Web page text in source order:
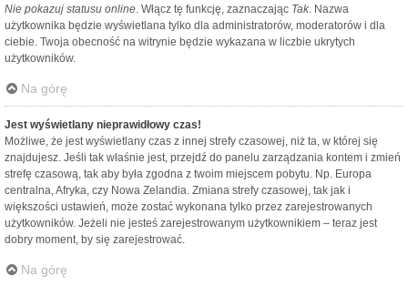
Nie pokazuj statusu online. Włącz tę funkcję, zaznaczając Tak. Nazwa
użytkownika będzie wyświetlana tylko dla administratorów, moderatorów i dla
ciebie. Twoja obecność na witrynie będzie wykazana w liczbie ukrytych
użytkowników.
Na górę
Jest wyświetlany nieprawidłowy czas!
Możliwe, że jest wyświetlany czas z innej strefy czasowej, niż ta, w której się
znajdujesz. Jeśli tak właśnie jest, przejdź do panelu zarządzania kontem i zmień
strefę czasową, tak aby była zgodna z twoim miejscem pobytu. Np. Europa
centralna, Afryka, czy Nowa Zelandia. Zmiana strefy czasowej, tak jak i
większości ustawień, może zostać wykonana tylko przez zarejestrowanych
użytkowników. Jeżeli nie jesteś zarejestrowanym użytkownikiem – teraz jest
dobry moment, by się zarejestrować.
Na górę